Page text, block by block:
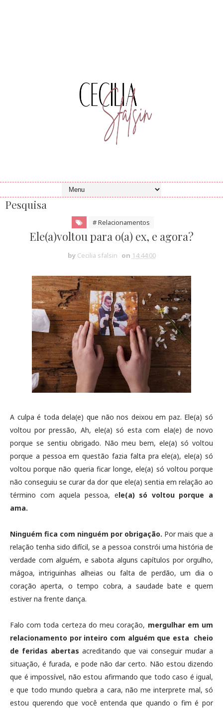
Pesquisa
# Relacionamentos
Ele(a)voltou para o(a) ex, e agora?
by Cecilia sfalsin on 14:44:00
A culpa é toda dela(e) que não nos deixou em paz. Ele(a) só
voltou por pressão, Ah, ele(a) só esta com ela(e) de novo
porque se sentiu obrigado. Não meu bem, ele(a) só voltou
porque a pessoa em questão fazia falta pra ele(a), ele(a) só
voltou porque não queria ficar longe, ele(a) só voltou porque
não conseguiu se curar da dor que ele(a) sentia em relação ao
término com aquela pessoa, ele(a) só voltou porque a
ama.
Ninguém fica com ninguém por obrigação. Por mais que a
relação tenha sido difícil, se a pessoa constrói uma história de
verdade com alguém, e sabota alguns capítulos por orgulho,
mágoa, intriguinhas alheias ou falta de perdão, um dia o
coração aperta, o tempo cobra, a saudade bate e quem
estiver na frente dança.
Falo com toda certeza do meu coração, mergulhar em um
relacionamento por inteiro com alguém que esta cheio
de feridas abertas acreditando que vai conseguir mudar a
situação, é furada, e pode não dar certo. Não estou dizendo
que é impossível, não estou afirmando que todo caso é igual,
e que todo mundo quebra a cara, não me interprete mal, só
estou querendo que você entenda que quando o fim é por